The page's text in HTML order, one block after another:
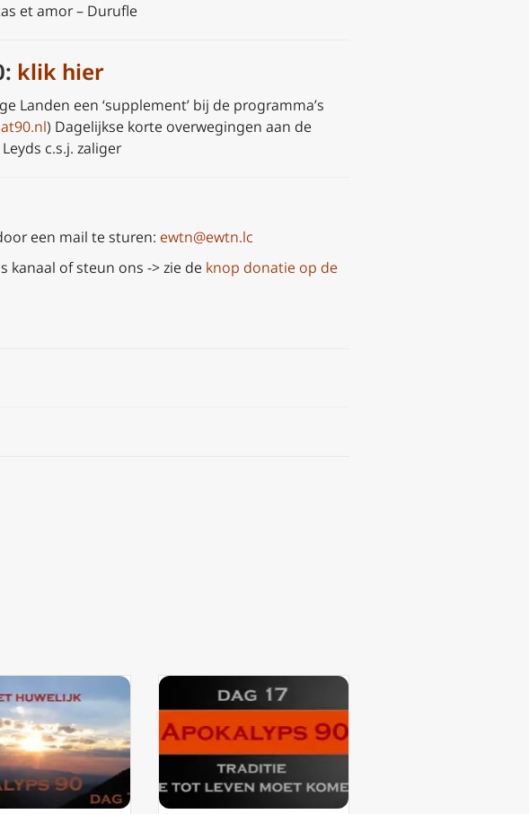
et amor – Durufle
klik hier
Landen een ‘supplement’ bij de programma’s
) Dagelijkse korte overwegingen aan de
c.s.j. zaliger
een mail te sturen: ewtn@ewtn.lc
kanaal of steun ons -> zie de knop donatie op de